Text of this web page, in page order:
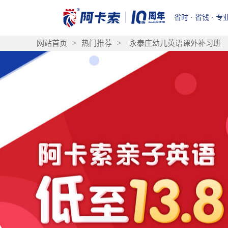
省时 · 省钱 · 专
网站首页 > 热门推荐 > 永泰庄幼儿英语课外补习班